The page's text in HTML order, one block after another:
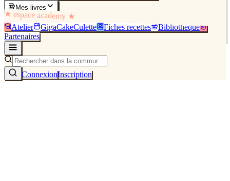
Mes livres
★ espace academy ★
Atelier GigaCakeCulette Fiches recettes
Bibliothèque
Partenaires
ConnexionInscription